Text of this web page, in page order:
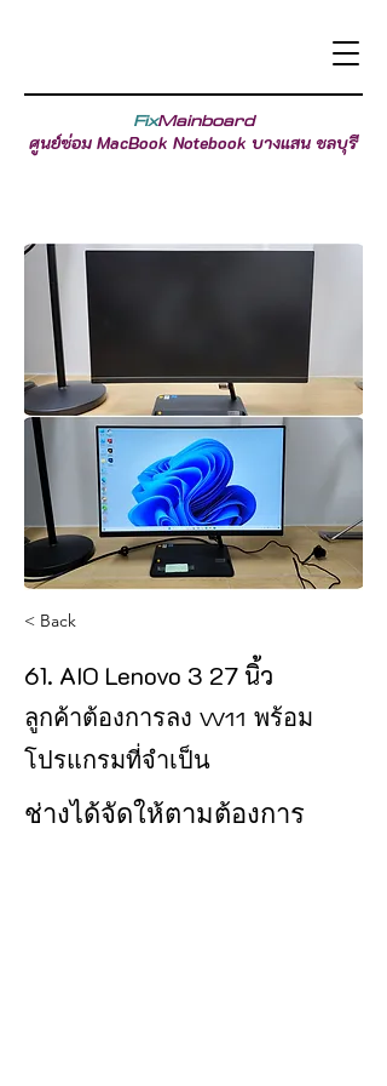
FixMainboard
ศูนย์ซ่อม MacBook Notebook บางแสน ชลบุรี
< Back
61. AIO Lenovo 3 27 นิ้ว
ลูกค้าต้องการลง W11 พร้อม
โปรแกรมที่จำเป็น
ช่างได้จัดให้ตามต้องการ